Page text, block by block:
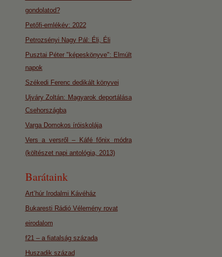
gondolatod?
Petőfi-emlékév: 2022
Petrozsényi Nagy Pál: Éli, Éli
Pusztai Péter "képeskönyve": Elmúlt
napok
Székedi Ferenc dedikált könyvei
Ujváry Zoltán: Magyarok deportálása
Csehországba
Varga Domokos íróiskolája
Vers a versről – Káfé főnix módra
(költészet napi antológia, 2013)
Barátaink
Art’húr Irodalmi Kávéház
Bukaresti Rádió Vélemény rovat
eirodalom
f21 – a fiatalság százada
Huszadik század